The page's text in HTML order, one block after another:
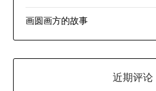
画圆画方的故事
近期评论